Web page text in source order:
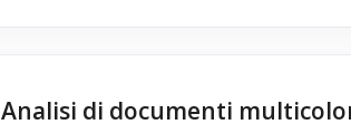
Analisi di documenti